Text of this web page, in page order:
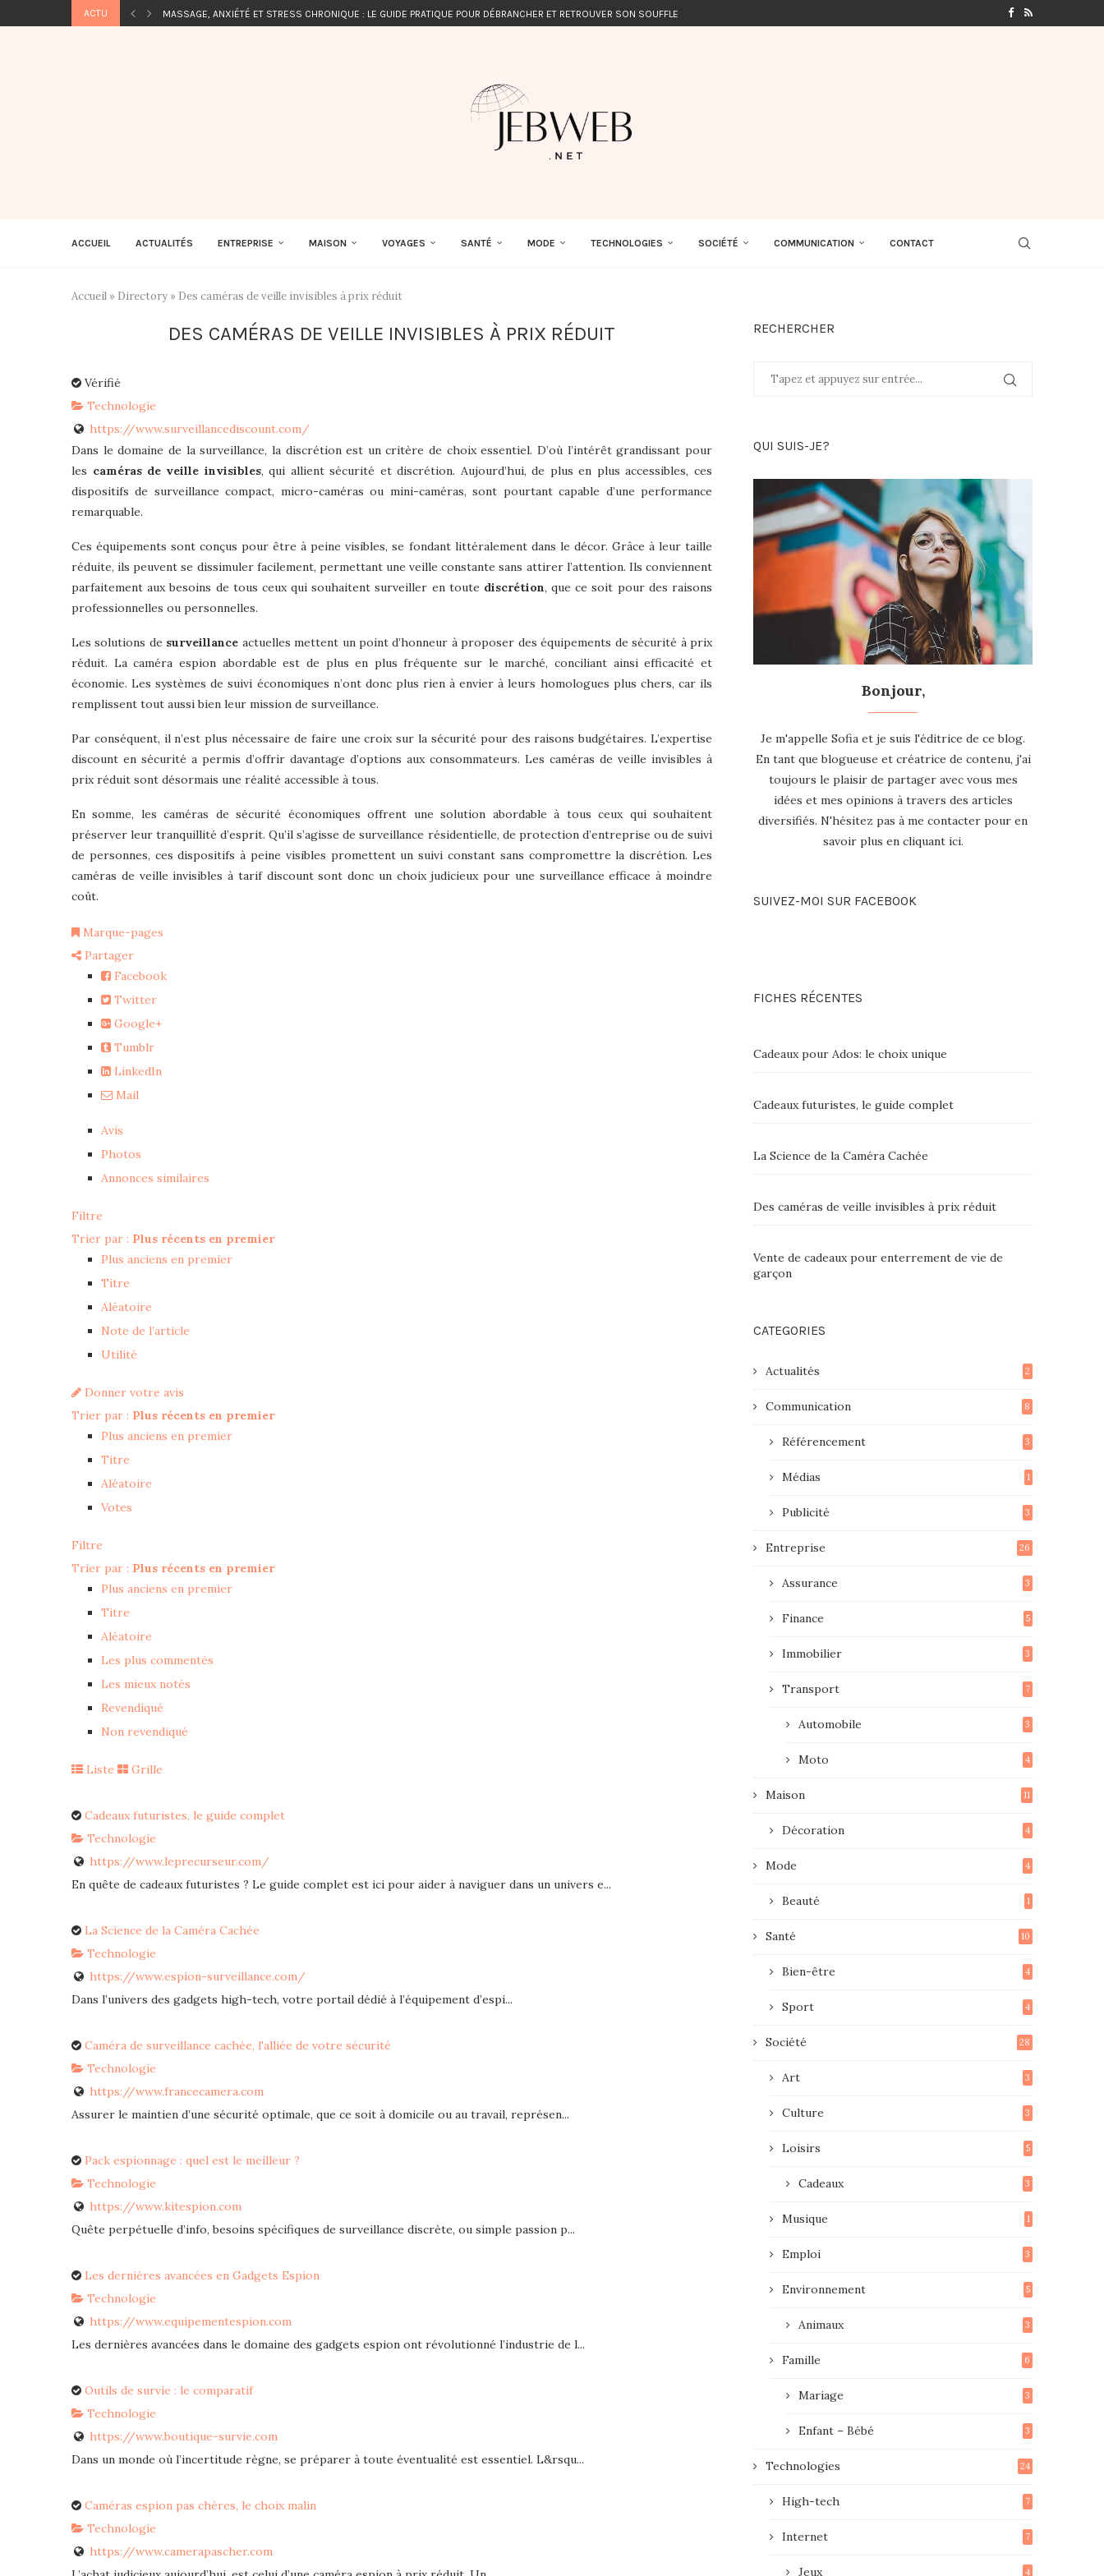
ACTU MASSAGE, ANXIÉTÉ ET STRESS CHRONIQUE : LE GUIDE PRATIQUE POUR DÉBRANCHER ET RETROUVER SON SOUFFLE
ACCUEIL ACTUALITÉS ENTREPRISE MAISON VOYAGES SANTÉ MODE TECHNOLOGIES SOCIÉTÉ COMMUNICATION CONTACT
Accueil » Directory » Des caméras de veille invisibles à prix réduit
DES CAMÉRAS DE VEILLE INVISIBLES À PRIX RÉDUIT
Vérifié
Technologie
https://www.surveillancediscount.com/
Dans le domaine de la surveillance, la discrétion est un critère de choix essentiel. D’où l’intérêt grandissant pour
les caméras de veille invisibles, qui allient sécurité et discrétion. Aujourd’hui, de plus en plus accessibles, ces
dispositifs de surveillance compact, micro-caméras ou mini-caméras, sont pourtant capable d’une performance
remarquable.
Ces équipements sont conçus pour être à peine visibles, se fondant littéralement dans le décor. Grâce à leur taille
réduite, ils peuvent se dissimuler facilement, permettant une veille constante sans attirer l’attention. Ils conviennent
parfaitement aux besoins de tous ceux qui souhaitent surveiller en toute discrétion, que ce soit pour des raisons
professionnelles ou personnelles.
Les solutions de surveillance actuelles mettent un point d’honneur à proposer des équipements de sécurité à prix
réduit. La caméra espion abordable est de plus en plus fréquente sur le marché, conciliant ainsi efficacité et
économie. Les systèmes de suivi économiques n’ont donc plus rien à envier à leurs homologues plus chers, car ils
remplissent tout aussi bien leur mission de surveillance.
Par conséquent, il n’est plus nécessaire de faire une croix sur la sécurité pour des raisons budgétaires. L’expertise
discount en sécurité a permis d’offrir davantage d’options aux consommateurs. Les caméras de veille invisibles à
prix réduit sont désormais une réalité accessible à tous.
En somme, les caméras de sécurité économiques offrent une solution abordable à tous ceux qui souhaitent
préserver leur tranquillité d’esprit. Qu’il s’agisse de surveillance résidentielle, de protection d’entreprise ou de suivi
de personnes, ces dispositifs à peine visibles promettent un suivi constant sans compromettre la discrétion. Les
caméras de veille invisibles à tarif discount sont donc un choix judicieux pour une surveillance efficace à moindre
coût.
Marque-pages
Partager
Facebook
Twitter
Google+
Tumblr
LinkedIn
Mail
Avis
Photos
Annonces similaires
Filtre
Trier par : Plus récents en premier
Plus anciens en premier
Titre
Aléatoire
Note de l’article
Utilité
Donner votre avis
Trier par : Plus récents en premier
Plus anciens en premier
Titre
Aléatoire
Votes
Filtre
Trier par : Plus récents en premier
Plus anciens en premier
Titre
Aléatoire
Les plus commentés
Les mieux notés
Revendiqué
Non revendiqué
Liste Grille
Cadeaux futuristes, le guide complet
Technologie
https://www.leprecurseur.com/
En quête de cadeaux futuristes ? Le guide complet est ici pour aider à naviguer dans un univers e...
La Science de la Caméra Cachée
Technologie
https://www.espion-surveillance.com/
Dans l’univers des gadgets high-tech, votre portail dédié à l’équipement d’espi...
Caméra de surveillance cachée, l'alliée de votre sécurité
Technologie
https://www.francecamera.com
Assurer le maintien d’une sécurité optimale, que ce soit à domicile ou au travail, représen...
Pack espionnage : quel est le meilleur ?
Technologie
https://www.kitespion.com
Quête perpétuelle d’info, besoins spécifiques de surveillance discrète, ou simple passion p...
Les dernières avancées en Gadgets Espion
Technologie
https://www.equipementespion.com
Les dernières avancées dans le domaine des gadgets espion ont révolutionné l’industrie de l...
Outils de survie : le comparatif
Technologie
https://www.boutique-survie.com
Dans un monde où l’incertitude règne, se préparer à toute éventualité est essentiel. L&rsqu...
Caméras espion pas chères, le choix malin
Technologie
https://www.camerapascher.com
RECHERCHER
QUI SUIS-JE?
Bonjour,
Je m'appelle Sofia et je suis l'éditrice de ce blog.
En tant que blogueuse et créatrice de contenu, j'ai
toujours le plaisir de partager avec vous mes
idées et mes opinions à travers des articles
diversifiés. N'hésitez pas à me contacter pour en
savoir plus en cliquant ici.
SUIVEZ-MOI SUR FACEBOOK
FICHES RÉCENTES
Cadeaux pour Ados: le choix unique
Cadeaux futuristes, le guide complet
La Science de la Caméra Cachée
Des caméras de veille invisibles à prix réduit
Vente de cadeaux pour enterrement de vie de
garçon
CATEGORIES
Actualités 2
Communication 8
Référencement 3
Médias 1
Publicité 3
Entreprise 26
Assurance 3
Finance 5
Immobilier 3
Transport 7
Automobile 3
Moto 4
Maison 11
Décoration 4
Mode 4
Beauté 1
Santé 10
Bien-être 4
Sport 4
Société 28
Art 3
Culture 3
Loisirs 5
Cadeaux 3
Musique 1
Emploi 3
Environnement 5
Animaux 3
Famille 6
Mariage 3
Enfant – Bébé 3
Technologies 24
High-tech 7
Internet 7
Jeux 4